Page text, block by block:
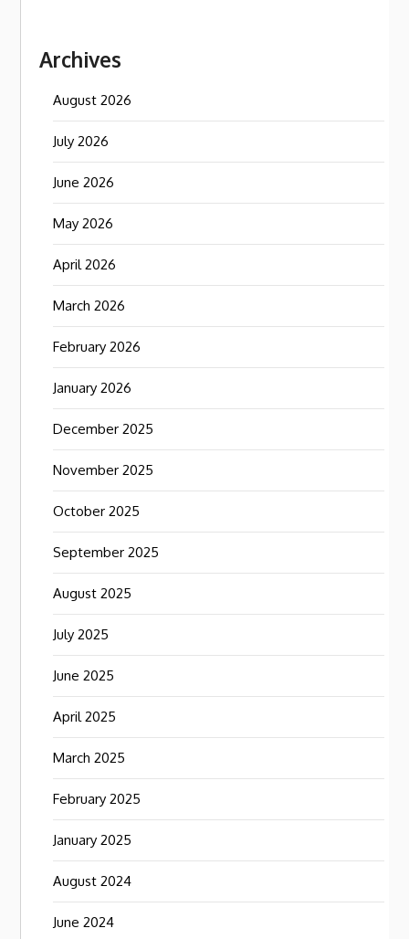
Archives
August 2026
July 2026
June 2026
May 2026
April 2026
March 2026
February 2026
January 2026
December 2025
November 2025
October 2025
September 2025
August 2025
July 2025
June 2025
April 2025
March 2025
February 2025
January 2025
August 2024
June 2024